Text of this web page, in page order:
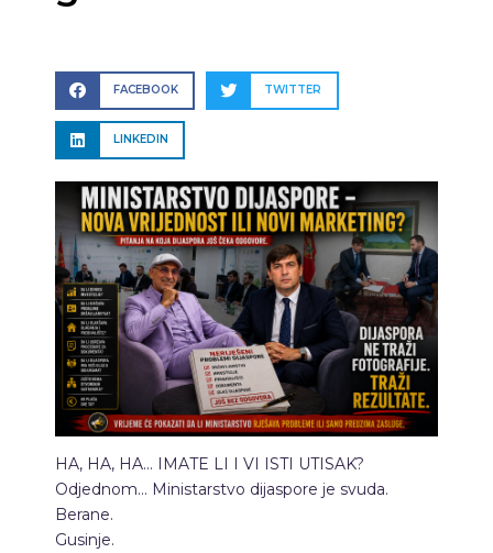
FACEBOOK TWITTER
LINKEDIN
HA, HA, HA… IMATE LI I VI ISTI UTISAK?
Odjednom… Ministarstvo dijaspore je svuda.
Berane.
Gusinje.